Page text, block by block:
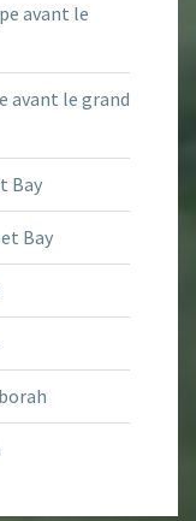
avant le
avant le grand
Bay
Bay